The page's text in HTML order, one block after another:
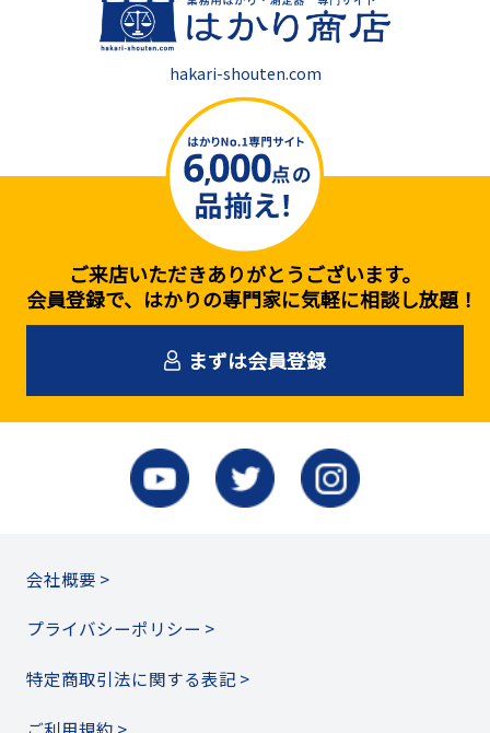
会社概要 >
プライバシーポリシー >
特定商取引法に関する表記 >
ご来店いただきありがとうございます。
会員登録で、はかりの専門家に気軽に相談し放題！
まずは会員登録
hakari-shouten.com